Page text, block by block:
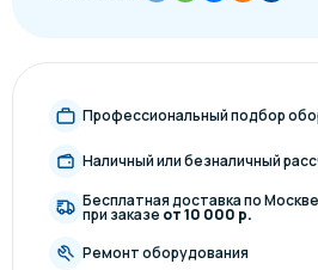
Профессиональный подбор
Наличный или безналичный
Бесплатная доставка по Москве
при заказе от 10 000 р.
Ремонт оборудования